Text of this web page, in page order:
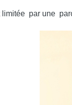
par une